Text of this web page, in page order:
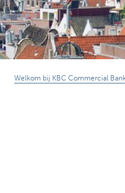
Welkom bij KBC Commercial